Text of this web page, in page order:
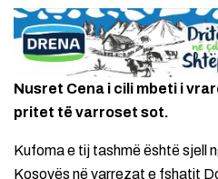
Nusret Cena i cili mbeti i
pritet të varroset sot.
Kufoma e tij tashmë është sjell
Kosovës në varrezat e fshatit